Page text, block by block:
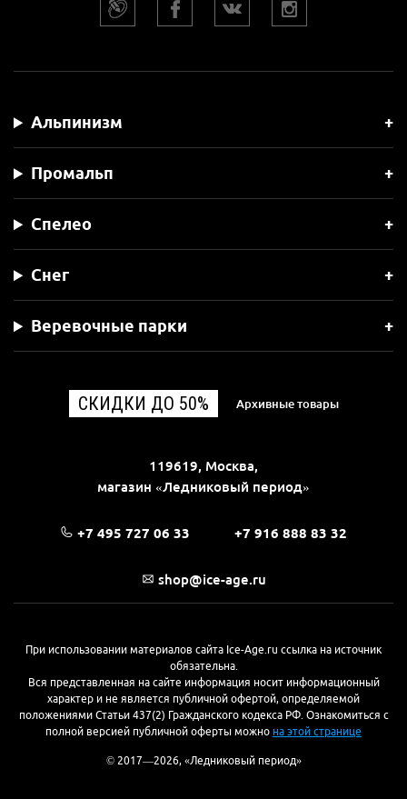
Альпинизм
Промальп
Спелео
Снег
Веревочные парки
СКИДКИ ДО 50% Архивные товары
119619, Москва,
магазин «Ледниковый период»
+7 495 727 06 33 +7 916 888 83 32
shop@ice-age.ru
При использовании материалов сайта Ice-Age.ru ссылка на источник
обязательна.
Вся представленная на сайте информация носит информационный
характер и не является публичной офертой, определяемой
положениями Статьи 437(2) Гражданского кодекса РФ. Ознакомиться с
полной версией публичной оферты можно на этой странице
© 2017—2026, «Ледниковый период»